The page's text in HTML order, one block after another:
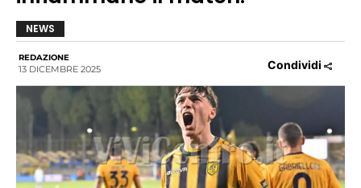
NEWS
REDAZIONE
13 DICEMBRE 2025 Condividi